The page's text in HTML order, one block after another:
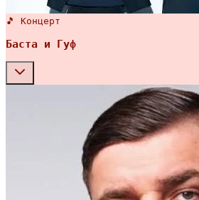
🎵 Концерт
Баста и Гуф